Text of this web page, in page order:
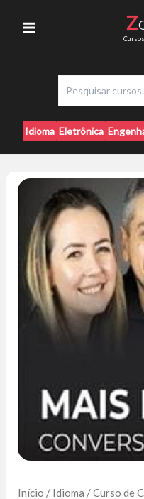
Menu
Z
Idioma Eletrônica
Início / Idioma / Curso de
Mais